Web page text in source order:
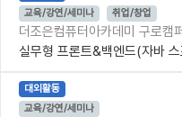
교육/강연/세미나
취업/창업
더조은컴퓨터아카데미 구로캠
실무형 프론트&백엔드(자바
대외활동
교육/강연/세미나